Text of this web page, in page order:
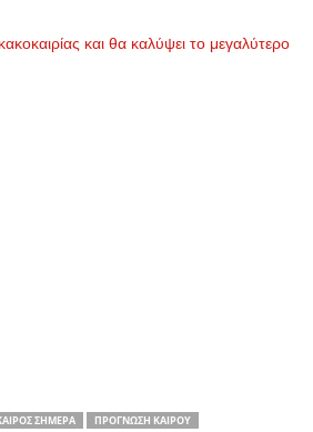
και θα καλύψει το μεγαλύτερο
ΣΉΜΕΡΑ
ΠΡΌΓΝΩΣΗ ΚΑΙΡΟΎ